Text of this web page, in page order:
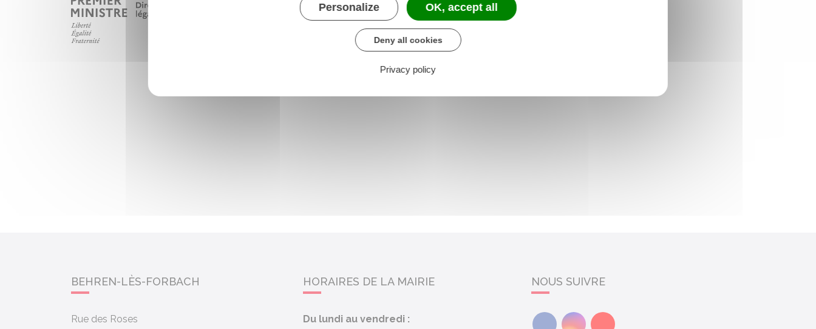
BEHREN-LÈS-FORBACH
Rue des Roses
HORAIRES DE LA MAIRIE
Du lundi au vendredi :
NOUS SUIVRE
Personalize OK, accept all
Deny all cookies
Privacy policy